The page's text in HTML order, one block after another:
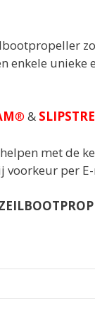
enkele
® &
met de
voorkeur per